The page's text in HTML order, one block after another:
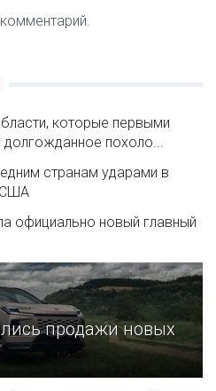
которые первыми
долгожданное похоло...
странам ударами в
США
официально новый главный
продажи новых